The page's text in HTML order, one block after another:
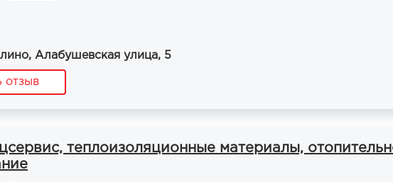
Алабушевская улица, 5
отзыв
теплоизоляционные материалы,